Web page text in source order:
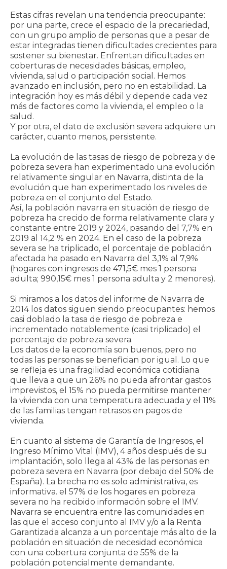
Estas cifras revelan una tendencia preocupante:
por una parte, crece el espacio de la precariedad,
con un grupo amplio de personas que a pesar de
estar integradas tienen dificultades crecientes para
sostener su bienestar. Enfrentan dificultades en
coberturas de necesidades básicas, empleo,
vivienda, salud o participación social. Hemos
avanzado en inclusión, pero no en estabilidad. La
integración hoy es más débil y depende cada vez
más de factores como la vivienda, el empleo o la
salud.
Y por otra, el dato de exclusión severa adquiere un
carácter, cuanto menos, persistente.
La evolución de las tasas de riesgo de pobreza y de
pobreza severa han experimentado una evolución
relativamente singular en Navarra, distinta de la
evolución que han experimentado los niveles de
pobreza en el conjunto del Estado.
Así, la población navarra en situación de riesgo de
pobreza ha crecido de forma relativamente clara y
constante entre 2019 y 2024, pasando del 7,7% en
2019 al 14,2 % en 2024. En el caso de la pobreza
severa se ha triplicado, el porcentaje de población
afectada ha pasado en Navarra del 3,1% al 7,9%
(hogares con ingresos de 471,5€ mes 1 persona
adulta; 990,15€ mes 1 persona adulta y 2 menores).
Si miramos a los datos del informe de Navarra de
2014 los datos siguen siendo preocupantes: hemos
casi doblado la tasa de riesgo de pobreza e
incrementado notablemente (casi triplicado) el
porcentaje de pobreza severa.
Los datos de la economía son buenos, pero no
todas las personas se benefician por igual. Lo que
se refleja es una fragilidad económica cotidiana
que lleva a que un 26% no pueda afrontar gastos
imprevistos, el 15% no pueda permitirse mantener
la vivienda con una temperatura adecuada y el 11%
de las familias tengan retrasos en pagos de
vivienda.
En cuanto al sistema de Garantía de Ingresos, el
Ingreso Mínimo Vital (IMV), 4 años después de su
implantación, solo llega al 43% de las personas en
pobreza severa en Navarra (por debajo del 50% de
España). La brecha no es solo administrativa, es
informativa. el 57% de los hogares en pobreza
severa no ha recibido información sobre el IMV.
Navarra se encuentra entre las comunidades en
las que el acceso conjunto al IMV y/o a la Renta
Garantizada alcanza a un porcentaje más alto de la
población en situación de necesidad económica
con una cobertura conjunta de 55% de la
población potencialmente demandante.